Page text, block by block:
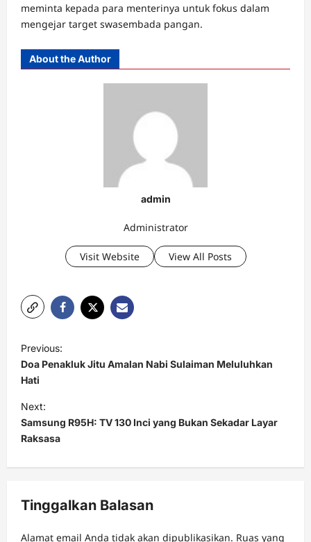
meminta kepada para menterinya untuk fokus dalam
mengejar target swasembada pangan.
About the Author
admin
Administrator
Visit Website View All Posts
o
s
t
n
a
v
g
a
Previous:
Doa Penakluk Jitu Amalan Nabi Sulaiman Meluluhkan
Hati
Next:
Samsung R95H: TV 130 Inci yang Bukan Sekadar Layar
Raksasa
Tinggalkan Balasan
Alamat email Anda tidak akan dipublikasikan. Ruas yang